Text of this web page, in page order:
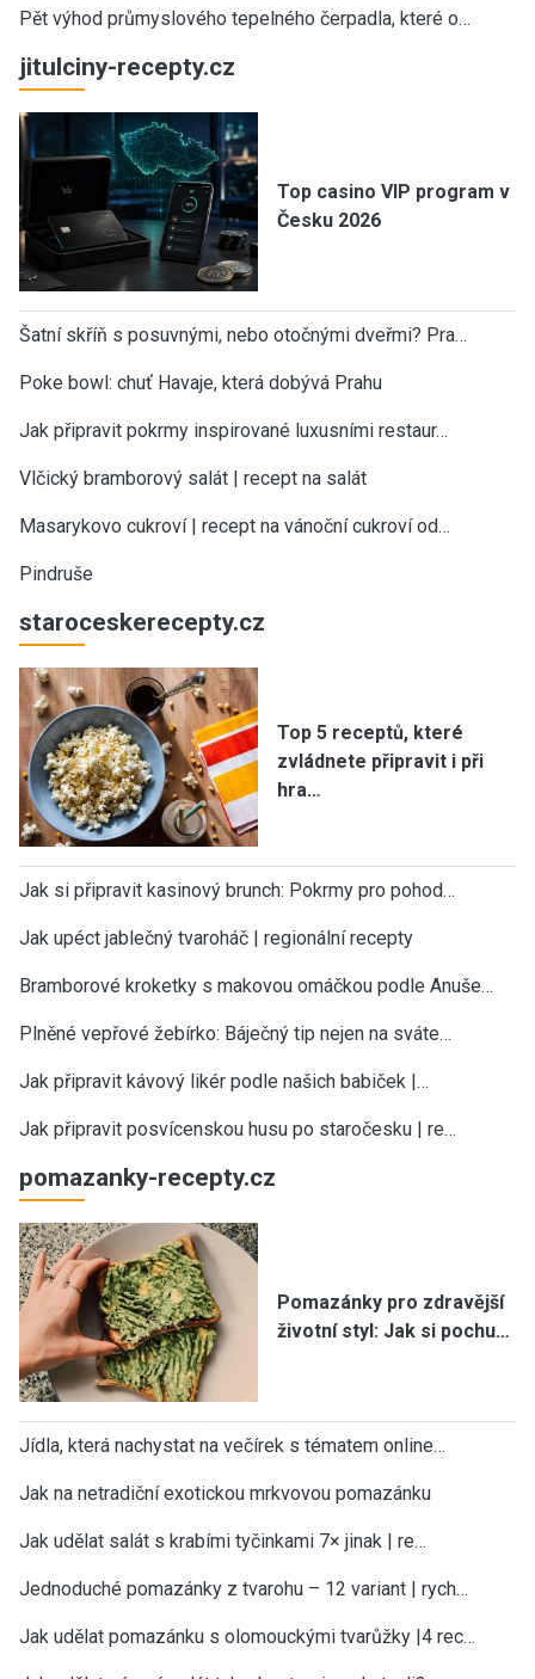
Pět výhod průmyslového tepelného čerpadla, které o…
jitulciny-recepty.cz
Top casino VIP program v
Česku 2026
Šatní skříň s posuvnými, nebo otočnými dveřmi? Pra…
Poke bowl: chuť Havaje, která dobývá Prahu
Jak připravit pokrmy inspirované luxusními restaur…
Vlčický bramborový salát | recept na salát
Masarykovo cukroví | recept na vánoční cukroví od…
Pindruše
staroceskerecepty.cz
Top 5 receptů, které
zvládnete připravit i při
hra…
Jak si připravit kasinový brunch: Pokrmy pro pohod…
Jak upéct jablečný tvaroháč | regionální recepty
Bramborové kroketky s makovou omáčkou podle Anuše…
Plněné vepřové žebírko: Báječný tip nejen na sváte…
Jak připravit kávový likér podle našich babiček |…
Jak připravit posvícenskou husu po staročesku | re…
pomazanky-recepty.cz
Pomazánky pro zdravější
životní styl: Jak si pochu…
Jídla, která nachystat na večírek s tématem online…
Jak na netradiční exotickou mrkvovou pomazánku
Jak udělat salát s krabími tyčinkami 7× jinak | re…
Jednoduché pomazánky z tvarohu – 12 variant | rych…
Jak udělat pomazánku s olomouckými tvarůžky |4 rec…